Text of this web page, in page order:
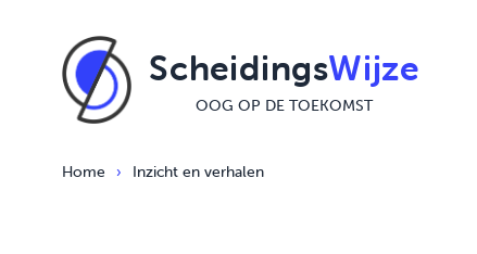
ScheidingsWijze
OOG OP DE TOEKOMST
Home › Inzicht en verhalen